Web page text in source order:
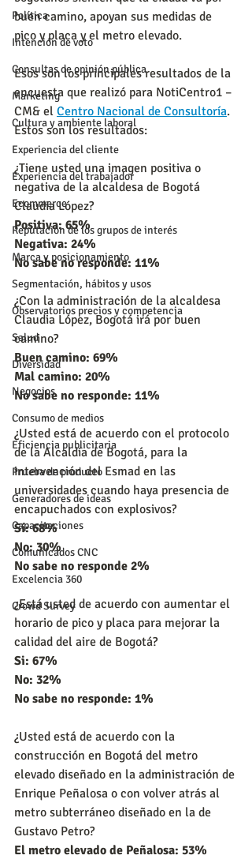
Política
Intención de voto
Consultas de opinión pública
Marketing
Cultura y ambiente laboral
Experiencia del cliente
Experiencia del trabajador
Ecommerce
Reputación de los grupos de interés
Marca y posicionamiento
Segmentación, hábitos y usos
Observatorios precios y competencia
Salud
Diversidad
Negocios
Consumo de medios
Eficiencia publicitaria
Prueba de producto
Generadores de ideas
Capacitaciones
Comunicados CNC
Excelencia 360
Crowd Survey
buen camino, apoyan sus medidas de
pico y placa y el metro elevado.
Esos son los principales resultados de la
encuesta que realizó para NotiCentro1 –
CM& el Centro Nacional de Consultoría.
Estos son los resultados:
¿Tiene usted una imagen positiva o
negativa de la alcaldesa de Bogotá
Claudia López?
Positiva: 65%
Negativa: 24%
No sabe no responde: 11%
¿Con la administración de la alcaldesa
Claudia López, Bogotá irá por buen
camino?
Buen camino: 69%
Mal camino: 20%
No sabe no responde: 11%
¿Usted está de acuerdo con el protocolo
de la Alcaldía de Bogotá, para la
intervención del Esmad en las
universidades cuando haya presencia de
encapuchados con explosivos?
Sí: 68%
No: 30%
No sabe no responde 2%
¿Está usted de acuerdo con aumentar el
horario de pico y placa para mejorar la
calidad del aire de Bogotá?
Si: 67%
No: 32%
No sabe no responde: 1%
¿Usted está de acuerdo con la
construcción en Bogotá del metro
elevado diseñado en la administración de
Enrique Peñalosa o con volver atrás al
metro subterráneo diseñado en la de
Gustavo Petro?
El metro elevado de Peñalosa: 53%